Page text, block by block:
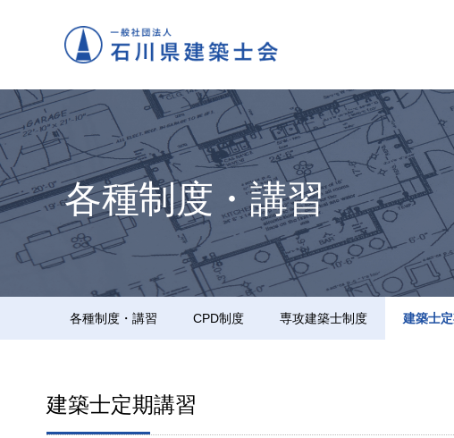
各種制度・講習
各種制度・講習 CPD制度 専攻建築士制度 建築士
建築士定期講習